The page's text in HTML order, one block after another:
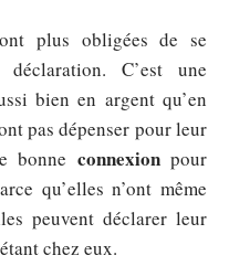
plus obligées de se
C’est une
bien en argent qu’en
pas dépenser pour leur
bonne connexionpour
qu’elles n’ont même
peuvent déclarer leur
chez eux.